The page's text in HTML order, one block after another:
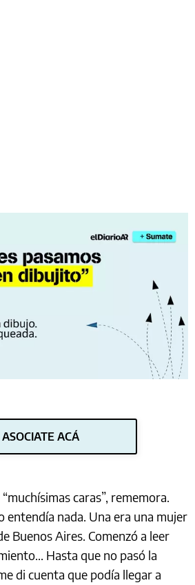
ASOCIATE ACÁ
caras”, rememora.
entendía nada. Una era una mujer
Buenos Aires. Comenzó a leer
Hasta que no pasó la
di cuenta que podía llegar a